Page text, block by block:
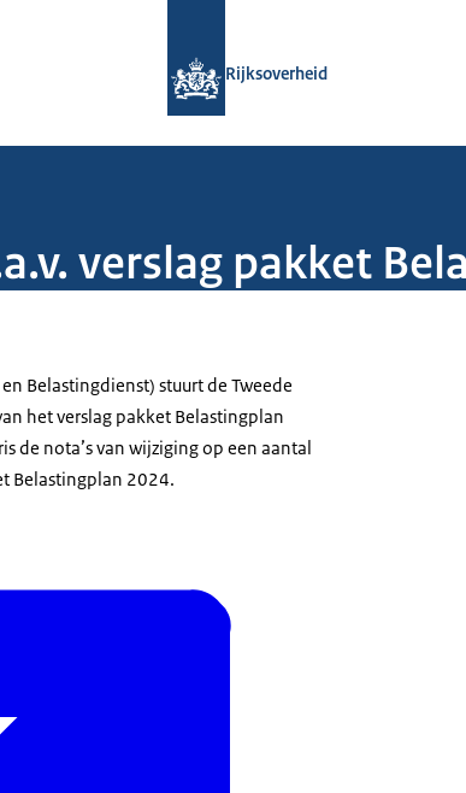
Rijksoverheid
verslag pakket
Belastingdienst) stuurt de Tweede
het verslag pakket Belastingplan
de nota’s van wijziging op een aantal
Belastingplan 2024.